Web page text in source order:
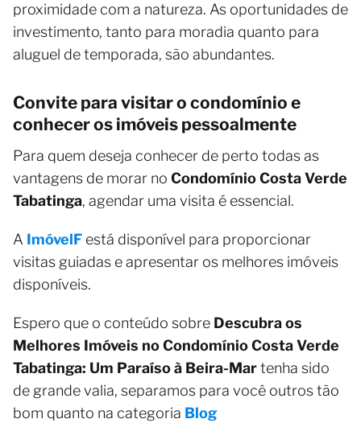
proximidade com a natureza. As oportunidades de
investimento, tanto para moradia quanto para
aluguel de temporada, são abundantes.
Convite para visitar o condomínio e
conhecer os imóveis pessoalmente
Para quem deseja conhecer de perto todas as
vantagens de morar no Condomínio Costa Verde
Tabatinga, agendar uma visita é essencial.
A ImóvelF está disponível para proporcionar
visitas guiadas e apresentar os melhores imóveis
disponíveis.
Espero que o conteúdo sobre Descubra os
Melhores Imóveis no Condomínio Costa Verde
Tabatinga: Um Paraíso à Beira-Martenha sido
de grande valia, separamos para você outros tão
bom quanto na categoria Blog